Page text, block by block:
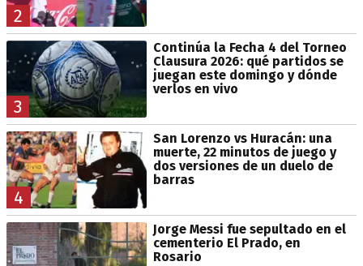
2
3
Continúa la Fecha 4 del Torneo
Clausura 2026: qué partidos se
juegan este domingo y dónde
verlos en vivo
4
San Lorenzo vs Huracán: una
muerte, 22 minutos de juego y
dos versiones de un duelo de
barras
Jorge Messi fue sepultado en el
cementerio El Prado, en
Rosario